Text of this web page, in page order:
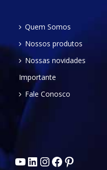
Quem Somos
Nossos produtos
Nossas novidades
Importante
Fale Conosco
Youtube
LinkedIn
Instagram
Facebook
Pinterest